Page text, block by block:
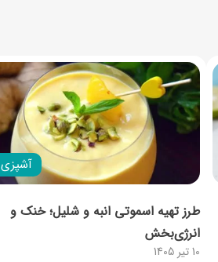
آشپزی
10 تیر 1405
طرز تهیه اسموتی انبه و شلیل؛ خنک و
انرژی‌‌بخش